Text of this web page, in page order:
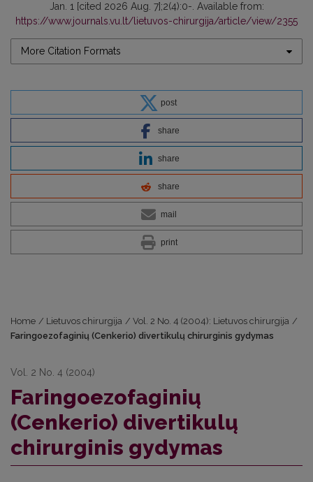
Jan. 1 [cited 2026 Aug. 7];2(4):0-. Available from:
https://www.journals.vu.lt/lietuvos-chirurgija/article/view/2355
More Citation Formats
post
share
share
share
mail
print
Home / Lietuvos chirurgija / Vol. 2 No. 4 (2004): Lietuvos chirurgija /
Faringoezofaginių (Cenkerio) divertikulų chirurginis gydymas
Vol. 2 No. 4 (2004)
Faringoezofaginių
(Cenkerio) divertikulų
chirurginis gydymas